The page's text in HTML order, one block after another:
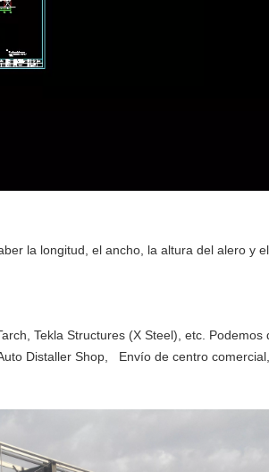
la longitud, el ancho, la altura del alero y
Tekla Structures (X Steel), etc.
Distaller Shop, Envío de centro